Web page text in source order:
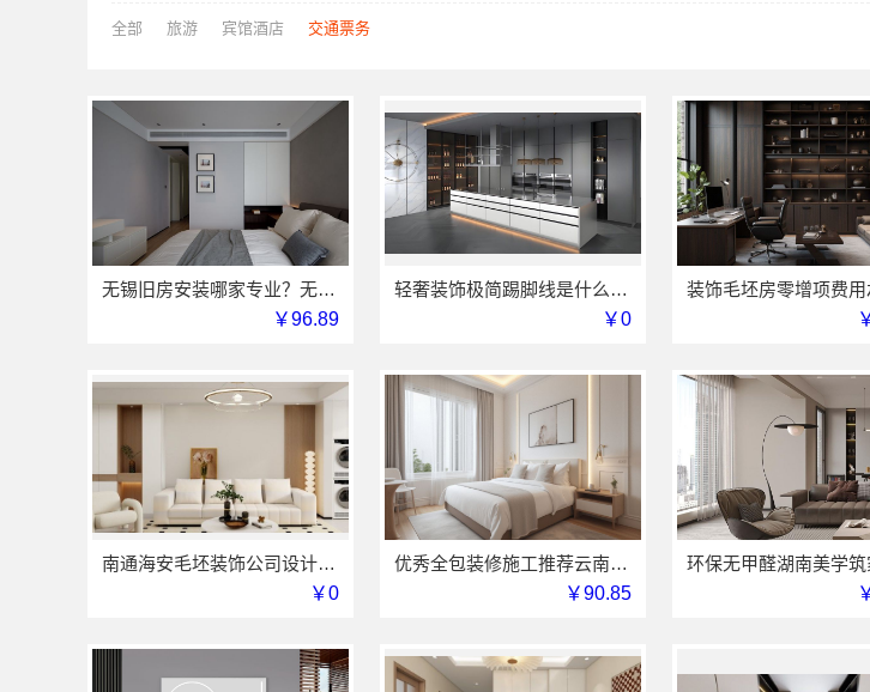
全部 旅游 宾馆酒店 交通票务
无锡旧房安装哪家专业？无锡亿莱居装饰工程材料有限公司经验丰富
￥96.89
轻奢装饰极简踢脚线是什么-江苏东钢金属家居材质解析
￥0
南通海安毛坯装饰公司设计_南通宏域全宅装饰建材有限公司
￥0
优秀全包装修施工推荐云南至高新型建材有限公司
￥90.85